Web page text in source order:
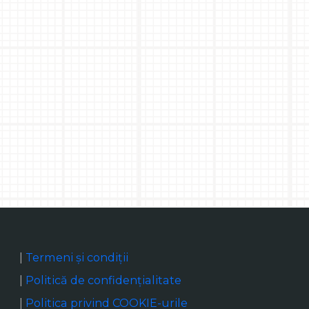
| Termeni și condiții
| Politică de confidențialitate
| Politica privind COOKIE-urile